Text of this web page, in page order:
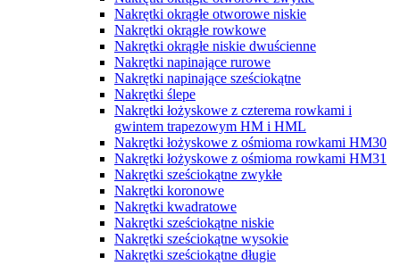
Nakrętki okrągłe otworowe niskie
Nakrętki okrągłe rowkowe
Nakrętki okrągłe niskie dwuścienne
Nakrętki napinające rurowe
Nakrętki napinające sześciokątne
Nakrętki ślepe
Nakrętki łożyskowe z czterema rowkami i
gwintem trapezowym HM i HML
Nakrętki łożyskowe z ośmioma rowkami HM30
Nakrętki łożyskowe z ośmioma rowkami HM31
Nakrętki sześciokątne zwykłe
Nakrętki koronowe
Nakrętki kwadratowe
Nakrętki sześciokątne niskie
Nakrętki sześciokątne wysokie
Nakrętki sześciokątne długie